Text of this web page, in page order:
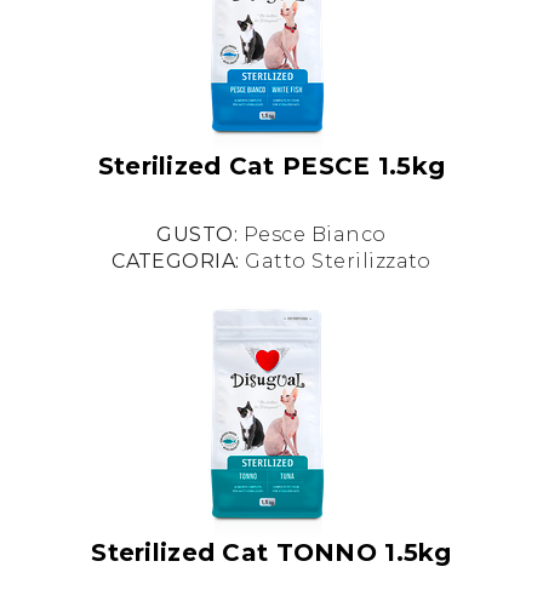
Sterilized Cat PESCE 1.5kg
GUSTO: Pesce Bianco
CATEGORIA: Gatto Sterilizzato
Sterilized Cat TONNO 1.5kg